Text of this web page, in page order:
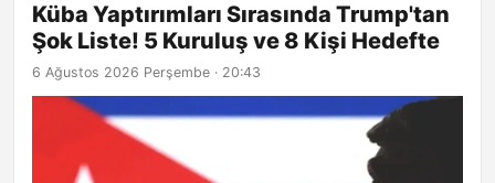
SAĞLIK
ALIŞVERIŞ
Küba Yaptırımları Sırasında Trump'tan
Şok Liste! 5 Kuruluş ve 8 Kişi Hedefte
6 Ağustos 2026 Perşembe · 20:43